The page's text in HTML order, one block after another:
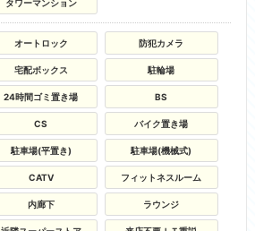
タワーマンション
オートロック 防犯カメラ
宅配ボックス 駐輪場
24時間ゴミ置き場 BS
CS バイク置き場
駐車場(平置き) 駐車場(機械式)
CATV フィットネスルーム
内廊下 ラウンジ